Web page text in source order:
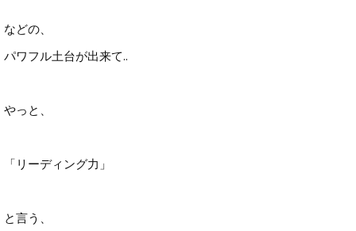
などの、
パワフル土台が出来て..
やっと、
「リーディング力」
と言う、